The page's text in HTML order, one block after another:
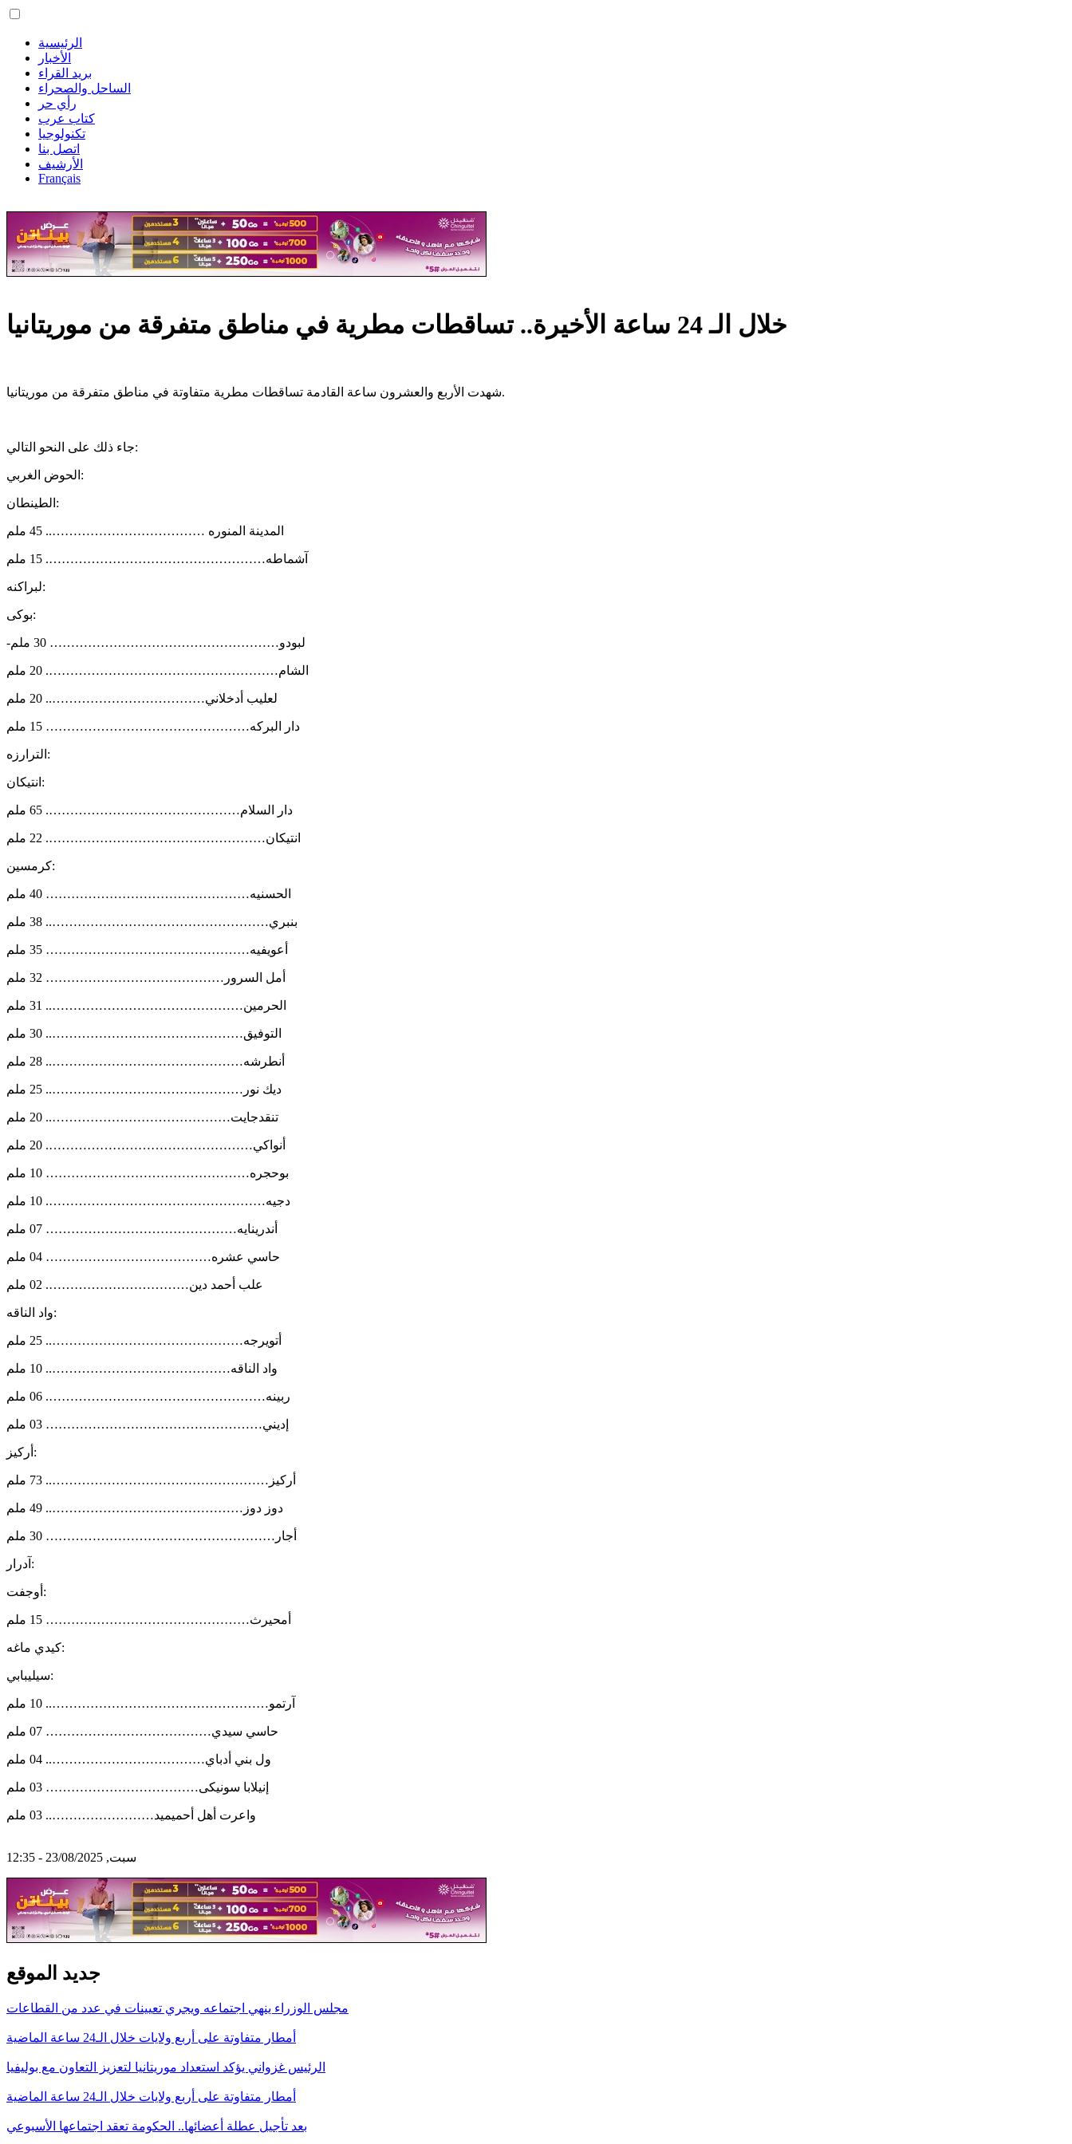
الرئيسية
الأخبار
بريد القراء
الساحل والصحراء
رأي حر
كتاب عرب
تكنولوجيا
اتصل بنا
الأرشيف
Français
خلال الـ 24 ساعة الأخيرة.. تساقطات مطرية في مناطق متفرقة من موريتانيا
شهدت الأربع والعشرون ساعة القادمة تساقطات مطرية متفاوتة في مناطق متفرقة من موريتانيا.
جاء ذلك على النحو التالي:
الحوض الغربي:
الطينطان:
المدينة المنوره ……………………………….. 45 ملم
آشماطه……………………………………………. 15 ملم
لبراكنه:
بوكى:
-لبودو……………………………………………… 30 ملم
الشام………………………………………………. 20 ملم
لعليب أدخلاني……………………………….. 20 ملم
دار البركه………………………………………… 15 ملم
الترارزه:
انتيكان:
دار السلام………………………………………. 65 ملم
انتيكان……………………………………………. 22 ملم
كرمسين:
الحسنيه………………………………………… 40 ملم
بنبري…………………………………………….. 38 ملم
أعويفيه………………………………………… 35 ملم
أمل السرور…………………………………… 32 ملم
الحرمين……………………………………….. 31 ملم
التوفيق……………………………………….. 30 ملم
أنطرشه……………………………………….. 28 ملم
ديك نور……………………………………….. 25 ملم
تنقدجايت…………………………………….. 20 ملم
أنواكي…………………………………………. 20 ملم
بوحجره………………………………………… 10 ملم
دجيه……………………………………………. 10 ملم
أندرينايه……………………………………… 07 ملم
حاسي عشره………………………………… 04 ملم
علب أحمد دين……………………………. 02 ملم
واد الناقه:
أتويرجه……………………………………….. 25 ملم
واد الناقه…………………………………….. 10 ملم
ربينه……………………………………………. 06 ملم
إديني…………………………………………… 03 ملم
أركيز:
أركيز…………………………………………….. 73 ملم
دوز دوز……………………………………….. 49 ملم
أجار……………………………………………… 30 ملم
آدرار:
أوجفت:
أمحيرث………………………………………… 15 ملم
كيدي ماغه:
سيليبابي:
آرتمو…………………………………………….. 10 ملم
حاسي سيدي………………………………… 07 ملم
ول بني أدباي……………………………….. 04 ملم
إنيلابا سونيكى……………………………… 03 ملم
واعرت أهل أحميميد…………………….. 03 ملم
سبت, 23/08/2025 - 12:35
جديد الموقع
مجلس الوزراء ينهي اجتماعه ويجري تعيينات في عدد من القطاعات
أمطار متفاوتة على أربع ولايات خلال الـ24 ساعة الماضية
الرئيس غزواني يؤكد استعداد موريتانيا لتعزيز التعاون مع بوليفيا
أمطار متفاوتة على أربع ولايات خلال الـ24 ساعة الماضية
بعد تأجيل عطلة أعضائها.. الحكومة تعقد اجتماعها الأسبوعي